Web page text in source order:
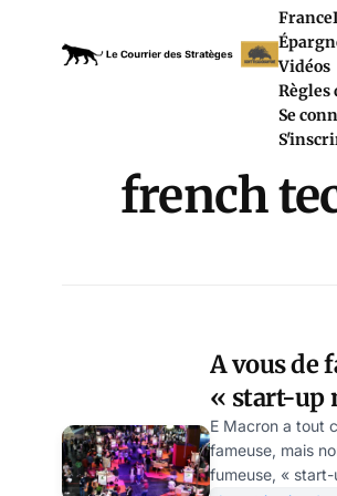
France
Vidéos
Règles
Se
french
A vous de
« start-up
sans E
Dossier
E Macron a tout
fameuse, mais
fumeuse, «